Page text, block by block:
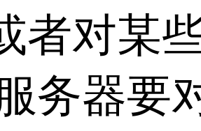
者对某
务器要